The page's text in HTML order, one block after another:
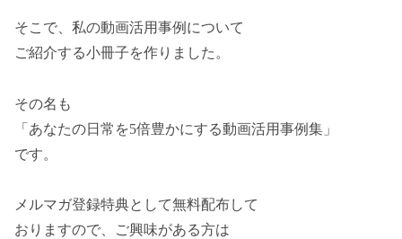
そこで、私の動画活用事例について
ご紹介する小冊子を作りました。
その名も
「あなたの日常を5倍豊かにする動画活用事例集」
です。
メルマガ登録特典として無料配布して
おりますので、ご興味がある方は